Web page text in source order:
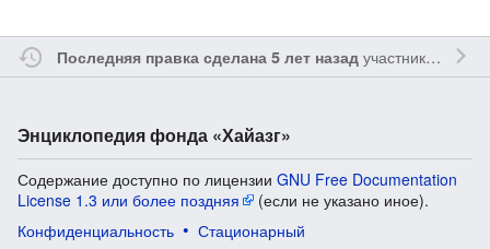
Последняя правка сделана 5 лет назадучастником
Энциклопедия фонда «Хайазг»
Содержание доступно по лицензии GNU Free Documentation
License 1.3 или более поздняя
(если не указано иное).
Конфиденциальность
Стационарный